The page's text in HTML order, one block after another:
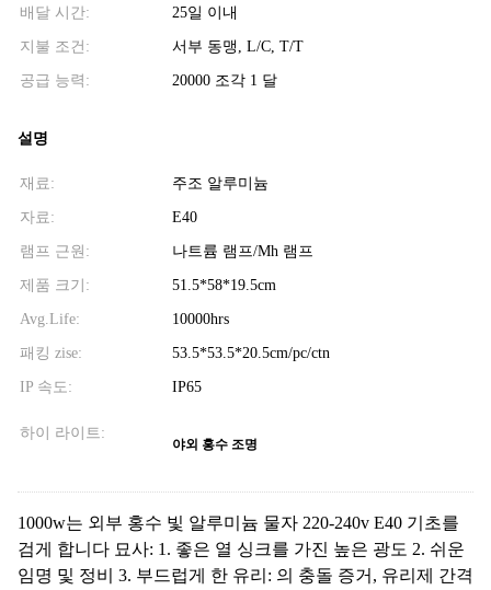
배달 시간: 25일 이내
지불 조건: 서부 동맹, L/C, T/T
공급 능력: 20000 조각 1 달
설명
재료: 주조 알루미늄
자료: E40
램프 근원: 나트륨 램프/Mh 램프
제품 크기: 51.5*58*19.5cm
Avg.Life: 10000hrs
패킹 zise: 53.5*53.5*20.5cm/pc/ctn
IP 속도: IP65
하이 라이트:
야외 홍수 조명
1000w는 외부 홍수 빛 알루미늄 물자 220-240v E40 기초를
검게 합니다 묘사: 1. 좋은 열 싱크를 가진 높은 광도 2. 쉬운
임명 및 정비 3. 부드럽게 한 유리: 의 충돌 증거, 유리제 간격